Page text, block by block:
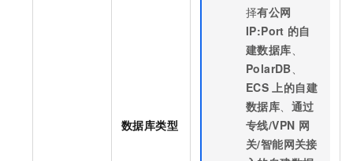
数据库类型
择有公网
IP:Port 的自
建数据库、
PolarDB、
ECS 上的自建
数据库、 通过
专线/VPN 网
关/智能网关接